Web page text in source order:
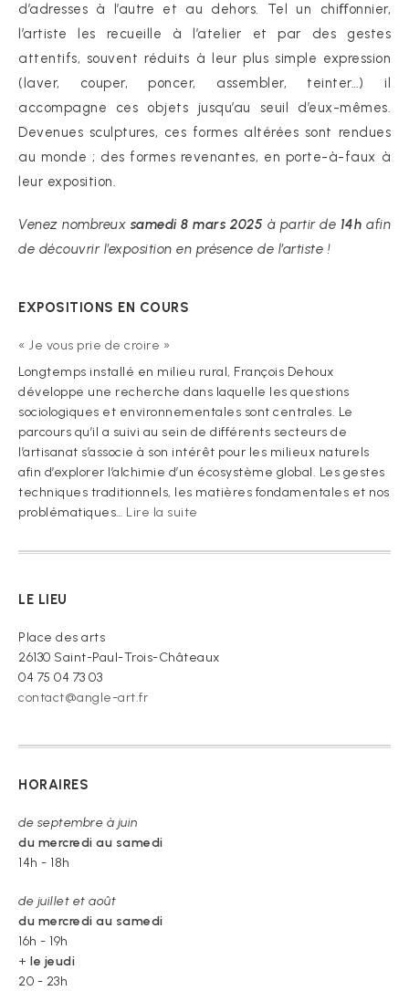
d’adresses à l’autre et au dehors. Tel un chiﬀonnier,
l’artiste les recueille à l’atelier et par des gestes
attentifs, souvent réduits à leur plus simple expression
(laver, couper, poncer, assembler, teinter…) il
accompagne ces objets jusqu’au seuil d’eux-mêmes.
Devenues sculptures, ces formes altérées sont rendues
au monde ; des formes revenantes, en porte-à-faux à
leur exposition.
Venez nombreux samedi 8 mars 2025 à partir de 14h afin
de découvrir l’exposition en présence de l’artiste !
EXPOSITIONS EN COURS
« Je vous prie de croire »
Longtemps installé en milieu rural, François Dehoux
développe une recherche dans laquelle les questions
sociologiques et environnementales sont centrales. Le
parcours qu’il a suivi au sein de différents secteurs de
l’artisanat s’associe à son intérêt pour les milieux naturels
afin d’explorer l’alchimie d’un écosystème global. Les gestes
techniques traditionnels, les matières fondamentales et nos
problématiques… Lire la suite
vous
LE LIEU
Place des arts
26130 Saint-Paul-Trois-Châteaux
04 75 04 73 03
contact@angle-art.fr
HORAIRES
de septembre à juin
du mercredi au samedi
14h - 18h
de juillet et août
du mercredi au samedi
16h - 19h
+ le jeudi
20 - 23h